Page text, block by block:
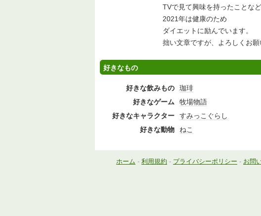
TVで見て興味を持ったことなど
2021年は健康のため
ダイエットに励んでいます。
拙い文章ですが、よろしくお願
好きなもの
好きな飲みもの
珈琲
好きなゲーム
牧場物語
好きなキャラクター
すみっこぐらし
好きな動物
ねこ
ホーム - 利用規約 - プライバシーポリシー - お問